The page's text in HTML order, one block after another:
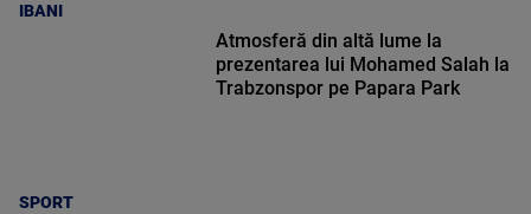
IBANI
SPORT
Atmosferă din altă lume la
prezentarea lui Mohamed Salah la
Trabzonspor pe Papara Park